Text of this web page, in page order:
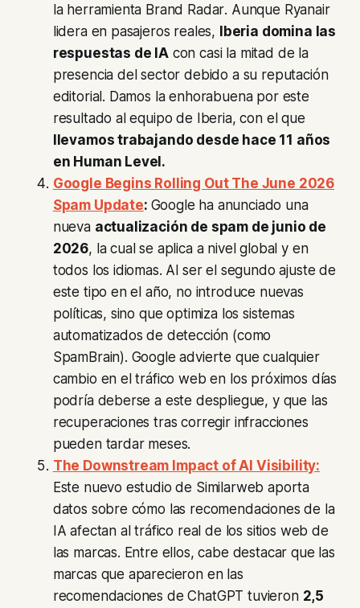
la herramienta Brand Radar. Aunque Ryanair
lidera en pasajeros reales, Iberia domina las
respuestas de IAcon casi la mitad de la
presencia del sector debido a su reputación
editorial. Damos la enhorabuena por este
resultado al equipo de Iberia, con el que
llevamos trabajando desde hace 11 años
en Human Level.
Google Begins Rolling Out The June 2026
Spam Update: Google ha anunciado una
nueva actualización de spam de junio de
2026, la cual se aplica a nivel global y en
todos los idiomas. Al ser el segundo ajuste de
este tipo en el año, no introduce nuevas
políticas, sino que optimiza los sistemas
automatizados de detección (como
SpamBrain). Google advierte que cualquier
cambio en el tráfico web en los próximos días
podría deberse a este despliegue, y que las
recuperaciones tras corregir infracciones
pueden tardar meses.
The Downstream Impact of AI Visibility:
Este nuevo estudio de Similarweb aporta
datos sobre cómo las recomendaciones de la
IA afectan al tráfico real de los sitios web de
las marcas. Entre ellos, cabe destacar que las
marcas que aparecieron en las
recomendaciones de ChatGPT tuvieron 2,5